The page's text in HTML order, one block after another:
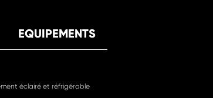
EQUIPEMENTS
éclairé et réfrigérable